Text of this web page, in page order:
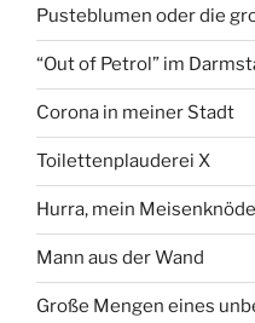
Pusteblumen oder die
“Out of Petrol” im
Corona in meiner Stadt
Toilettenplauderei X
Hurra, mein
Mann aus der Wand
Große Mengen eines